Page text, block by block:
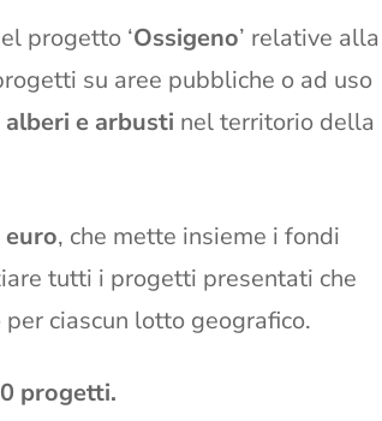
progetto ‘Ossigeno’ relative alla
su aree pubbliche o ad uso
e arbusti nel territorio della
, che mette insieme i fondi
tutti i progetti presentati che
per ciascun lotto geografico.
progetti.